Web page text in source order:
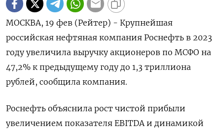
МОСКВА, 19 фев (Рейтер) - Крупнейшая
российская нефтяная компания Роснефть в 2023
году увеличила выручку акционеров по МСФО на
47,2% к предыдущему году до 1,3 триллиона
рублей, сообщила компания.
Роснефть объяснила рост чистой прибыли
увеличением показателя EBITDA и динамикой